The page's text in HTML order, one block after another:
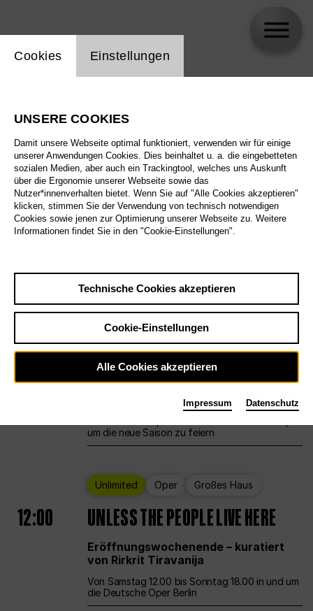
Alle Sparten
Alle Spielstätten
Alle Merkmale
Sa29.8.
Großes Haus
12:00 Eröffnungswochenende
um die neue Saison zu feiern
Unlimited Oper Großes Haus
12:00 UNLESS THE PEOPLE LIVE HERE
Eröffnungswochenende – kuratiert
von Rirkrit Tiravanija
Von Samstag 12.00 bis Sonntag 18.00 in und um
die Deutsche Oper Berlin
Einstellung Website Cookie
Cookies Einstellungen
UNSERE COOKIES
Damit unsere Webseite optimal funktioniert, verwenden wir für einige
unserer Anwendungen Cookies. Dies beinhaltet u. a. die eingebetteten
sozialen Medien, aber auch ein Trackingtool, welches uns Auskunft
über die Ergonomie unserer Webseite sowie das
Nutzer*innenverhalten bietet. Wenn Sie auf "Alle Cookies akzeptieren"
klicken, stimmen Sie der Verwendung von technisch notwendigen
Cookies sowie jenen zur Optimierung unserer Webseite zu. Weitere
Informationen findet Sie in den "Cookie-Einstellungen".
Technische Cookies akzeptieren
Cookie-Einstellungen
Alle Cookies akzeptieren
Impressum Datenschutz